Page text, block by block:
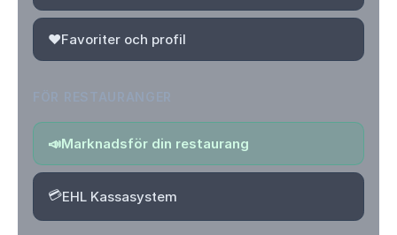
❤️Favoriter och profil
📣Marknadsför din restaurang
💳EHL Kassasystem